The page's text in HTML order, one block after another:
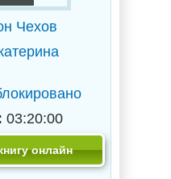
Чехов
03:20:00
онлайн